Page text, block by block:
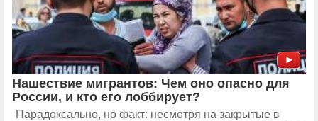
Нашествие мигрантов: Чем оно опасно для
России, и кто его лоббирует?
Парадоксально, но факт: несмотря на закрытые в